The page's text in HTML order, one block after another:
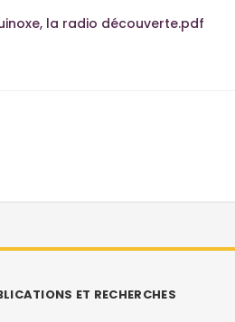
la radio découverte.pdf
ET RECHERCHES